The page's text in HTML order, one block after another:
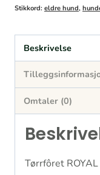
Stikkord: eldre hund,
Beskrivelse
Omtaler (0)
Tørrfôret